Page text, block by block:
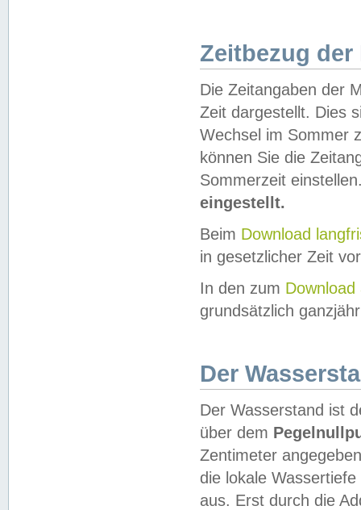
Zeitbezug der
Die Zeitangaben der
Zeit dargestellt. Dies
Wechsel im Sommer
können Sie die
Sommerzeit
eingestellt.
Beim Download
in gesetzlicher Zeit
In den zum Download
grundsätzlich
Der
Der Wasserstand ist
über dem
Zentimeter
die lokale
aus. Erst durch die